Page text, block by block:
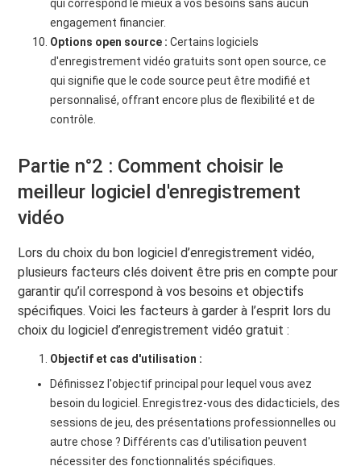
qui correspond le mieux à vos besoins sans aucun
engagement financier.
Options open source : Certains logiciels
d'enregistrement vidéo gratuits sont open source, ce
qui signifie que le code source peut être modifié et
personnalisé, offrant encore plus de flexibilité et de
contrôle.
Partie n°2 : Comment choisir le
meilleur logiciel d'enregistrement
vidéo
Lors du choix du bon logiciel d’enregistrement vidéo,
plusieurs facteurs clés doivent être pris en compte pour
garantir qu’il correspond à vos besoins et objectifs
spécifiques. Voici les facteurs à garder à l’esprit lors du
choix du logiciel d’enregistrement vidéo gratuit :
Objectif et cas d'utilisation :
Définissez l'objectif principal pour lequel vous avez
besoin du logiciel. Enregistrez-vous des didacticiels, des
sessions de jeu, des présentations professionnelles ou
autre chose ? Différents cas d'utilisation peuvent
nécessiter des fonctionnalités spécifiques.